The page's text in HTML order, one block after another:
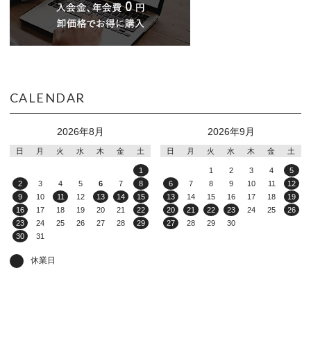
CALENDAR
2026年8月
日 月 火 水 木 金 土
1
2
3 4 5 6 7
8
9
10 11 12 13 14
15
16
17 18 19 20 21
22
23
24 25 26 27 28
29
30
31
2026年9月
日 月 火 水 木 金 土
1 2 3 4
5
6
7 8 9 10 11
12
13
14 15 16 17 18
19
20
21 22 23 24 25
26
27
28 29 30